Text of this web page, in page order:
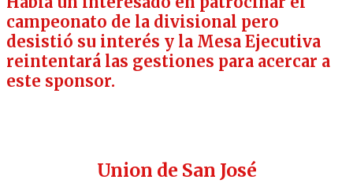
campeonato de la divisional pero
desistió su interés y la Mesa Ejecutiva
reintentará las gestiones para acercar a
este sponsor.
Union de San José